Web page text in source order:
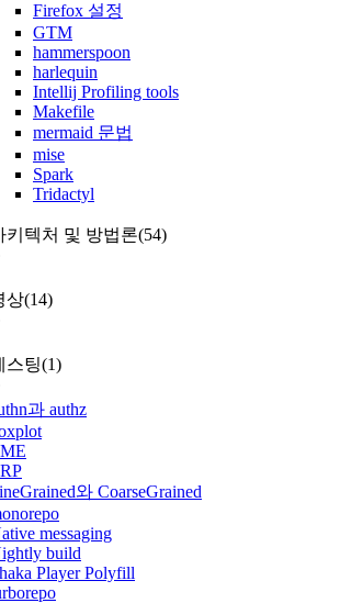
Firefox 설정
GTM
hammerspoon
harlequin
Intellij Profiling tools
Makefile
mermaid 문법
mise
Spark
Tridactyl
키텍처 및 방법론(54)
상(14)
스팅(1)
과 authz
와 CoarseGrained
messaging
build
Player Polyfill